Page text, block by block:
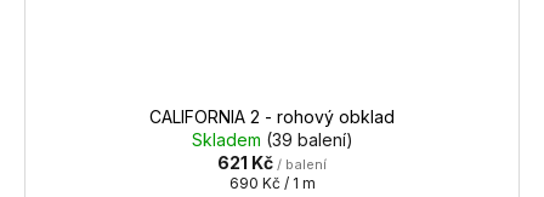
CALIFORNIA 2 - rohový obklad
Skladem (39 balení)
621 Kč / balení
Měrná
690 Kč / 1 m